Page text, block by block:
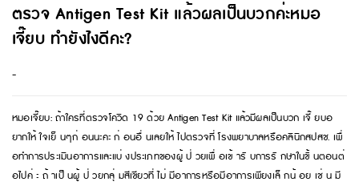
ตรวจ Antigen Test Kit แล้วผลเป็นบวกค่ะหมอ
เจี๊ยบ ทำยังไงดีคะ?
-
หมอเจี๊ยบ: ถ้าใครที่ตรวจโควิด 19 ด้วย Antigen Test Kit แล้วมีผลเป็นบวก เจี๊ ยบอ
ยากให้ ใจเย็ นๆก่ อนนะคะ ก่ อนอื่ นเลยให้ ไปตรวจที่ โรงพยาบาลหรือคลินิกสปสช. เพื่
อทำการประเมินอาการและแบ่ งประเภทของผู้ ป่ วยเพื่ อเข้ ารั บการรั กษาในขั้ นตอนต่
อไปค่ ะ ถ้ าเป็ นผู้ ป่ วยกลุ่ มสีเขียวที่ ไม่ มีอาการหรือมีอาการเพียงเล็ กน้ อย เช่ น มี